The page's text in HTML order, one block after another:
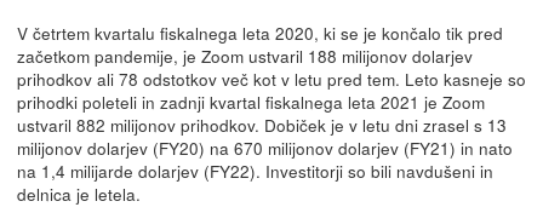
V četrtem kvartalu fiskalnega leta 2020, ki se je končalo tik pred
začetkom pandemije, je Zoom ustvaril 188 milijonov dolarjev
prihodkov ali 78 odstotkov več kot v letu pred tem. Leto kasneje so
prihodki poleteli in zadnji kvartal fiskalnega leta 2021 je Zoom
ustvaril 882 milijonov prihodkov. Dobiček je v letu dni zrasel s 13
milijonov dolarjev (FY20) na 670 milijonov dolarjev (FY21) in nato
na 1,4 milijarde dolarjev (FY22). Investitorji so bili navdušeni in
delnica je letela.